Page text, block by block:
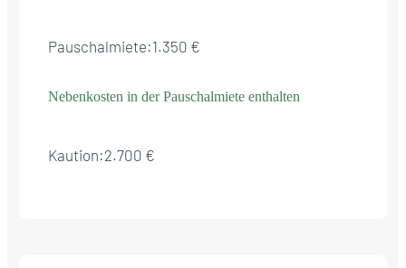
Pauschalmiete:1.350 €
Nebenkosten in der Pauschalmiete enthalten
Kaution:2.700 €